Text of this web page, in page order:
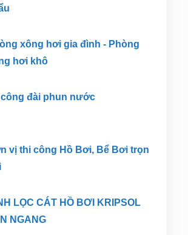
xông hơi gia đình - Phòng
hơi khô
đài phun nước
vị thi công Hồ Bơi, Bể Bơi trọn
LỌC CÁT HỒ BƠI KRIPSOL
NGANG